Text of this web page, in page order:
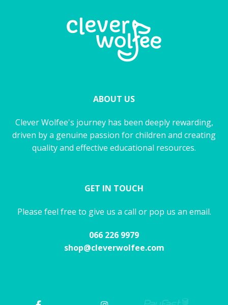
ABOUT US
Clever Wolfee's journey has been deeply rewarding,
driven by a genuine passion for children and creating
quality and effective educational resources.
GET IN TOUCH
Please feel free to give us a call or pop us an email.
066 226 9979
shop@cleverwolfee.com